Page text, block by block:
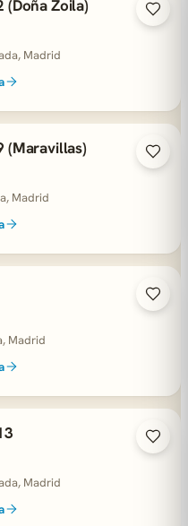
(Doña Zoila)
Madrid
(Maravillas)
Madrid
Madrid
Madrid